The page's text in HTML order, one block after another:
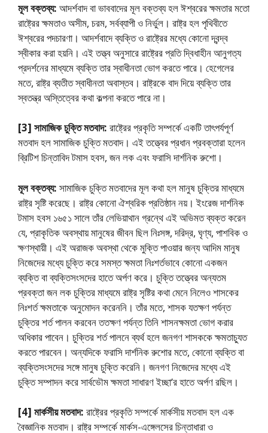
মূল বক্তব্য: আদর্শবাদ বা ভাববাদের মূল বক্তব্য হল ঈশ্বরের ক্ষমতার মতাে
রাষ্ট্রের ক্ষমতাও অসীম, চরম, সর্বব্যাপী ও নির্ভুল। রাষ্ট্র হল পৃথিবীতে
ঈশ্বরের পদচারণা। আদর্শবাদে ব্যক্তি ও রাষ্ট্রের মধ্যে কোনাে দ্বন্দ্ব
স্বীকার করা হয়নি। এই তত্ত্ব অনুসারে রাষ্ট্রের প্রতি দ্বিধাহীন আনুগত্য
প্রদর্শনের মাধ্যমে ব্যক্তি তার স্বাধীনতা ভােগ করতে পারে। হেগেলের
মতে, রাষ্ট্র ব্যতীত স্বাধীনতা অবাস্তব। রাষ্ট্রকে বাদ দিয়ে ব্যক্তি তার
স্বতন্ত্র অস্তিত্বের কথা কল্পনা করতে পারে না।
[3] সামাজিক চুক্তি মতবাদ: রাষ্ট্রের প্রকৃতি সম্পর্কে একটি তাৎপর্যপূর্ণ
মতবাদ হল সামাজিক চুক্তি মতবাদ। এই তত্ত্বের প্রধান প্রবক্তারা হলেন
ব্রিটিশ চিন্তাবিদ টমাস হবস, জন লক এবং ফরাসি দার্শনিক রুশো।
মূল বক্তব্য: সামাজিক চুক্তি মতবাদের মূল কথা হল মানুষ চুক্তির মাধ্যমে
রাষ্ট্র সৃষ্টি করেছে। রাষ্ট্র কোনাে ঐশ্বরিক প্রতিষ্ঠান নয়। ইংরেজ দার্শনিক
টমাস হবস ১৬৫১ সালে তাঁর লেভিয়াথান গ্রন্থে এই অভিমত ব্যক্ত করেন
যে, প্রাকৃতিক অবস্থায় মানুষের জীবন ছিল নিঃসঙ্গ, দরিদ্র, ঘৃণ্য, পাশবিক ও
ক্ষণস্থায়ী। এই অরাজক অবস্থা থেকে মুক্তি পাওয়ার জন্য আদিম মানুষ
নিজেদের মধ্যে চুক্তি করে সমস্ত ক্ষমতা নিঃশর্তভাবে কোনাে একজন
ব্যক্তি বা ব্যক্তিসংসদের হাতে অর্পণ করে। চুক্তি তত্ত্বের অন্যতম
প্রবক্তা জন লক চুক্তির মাধ্যমে রাষ্ট্র সৃষ্টির কথা মেনে নিলেও শাসকের
নিঃশর্ত ক্ষমতাকে অনুমােদন করেননি। তাঁর মতে, শাসক যতক্ষণ পর্যন্ত
চুক্তির শর্ত পালন করবেন ততক্ষণ পর্যন্ত তিনি শাসনক্ষমতা ভােগ করার
অধিকার পাবেন। চুক্তির শর্ত পালনে ব্যর্থ হলে জনগণ শাসককে ক্ষমতাচ্যুত
করতে পারবেন। অন্যদিকে ফরাসি দার্শনিক রুশাের মতে, কোনাে ব্যক্তি বা
ব্যক্তিসংসদের সঙ্গে মানুষ চুক্তি করেনি। জনগণ নিজেদের মধ্যে এই
চুক্তি সম্পাদন করে সার্বভৌম ক্ষমতা সাধারণ ইচ্ছা’র হাতে অর্পণ রছিল।
[4] মার্কসীয় মতবাদ: রাষ্ট্রের প্রকৃতি সম্পর্কে মার্কসীয় মতবাদ হল এক
বৈজ্ঞানিক মতবাদ। রাষ্ট্র সম্পর্কে মার্কস-এঙ্গেলসের চিন্তাধারা ও